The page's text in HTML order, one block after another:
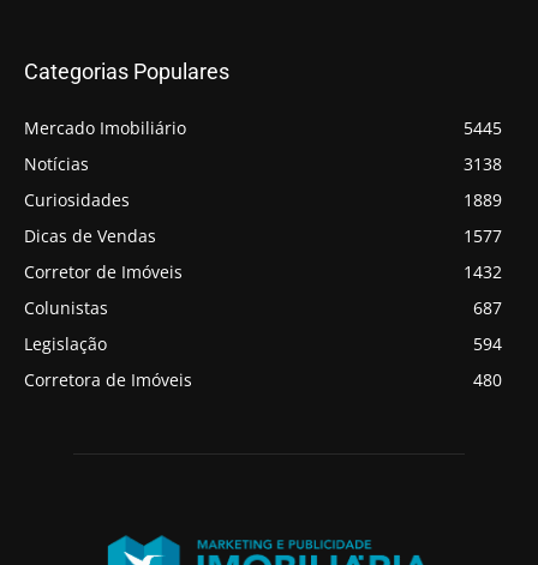
Categorias Populares
Mercado Imobiliário
5445
Notícias
3138
Curiosidades
1889
Dicas de Vendas
1577
Corretor de Imóveis
1432
Colunistas
687
Legislação
594
Corretora de Imóveis
480